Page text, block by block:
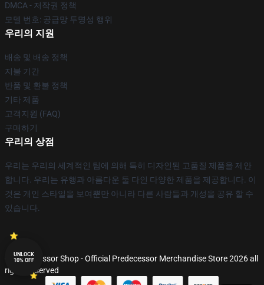
DMCA - 저작권 정책
모델 번호: 공급망 투명성 행위
우리의 지원
배송 및 배송 정책
지불 기간
반품 및 환불 정책
기타 제품
고객지원 (FAQ)
구매하기
우리의 상점
우리는 우리의 세계적인 팀에 의해 특히 디자인된 고품질 제품을 제안
합니다. 우리는 유행과 아름다운 둘 다인 다양한 제품을 제공합니다. 이
것은 개인 스타일을 보여뿐만 아니라 다른 사람들과 개성을 공유 할 수
있습니다.
© Predecessor Shop - Official Predecessor Merchandise Store 2026 all
rights reserved
UNLOCK
10% OFF